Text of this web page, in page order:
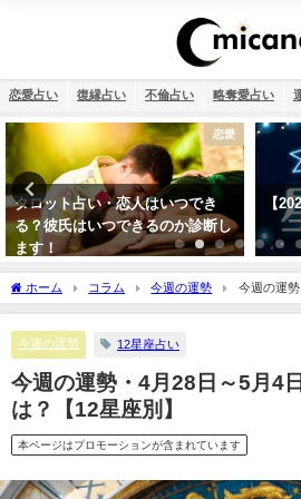
恋愛占い 復縁占い 不倫占い 略奪愛占い
12星座
【2026年】12星座別の運勢まとめ
タ
す
ホーム コラム 今週の運勢
今週の運勢
運は？【12星座別】
今週の運勢 12星座占い
今週の運勢・4月28日～5月4
は？【12星座別】
本ページはプロモーションが含まれています